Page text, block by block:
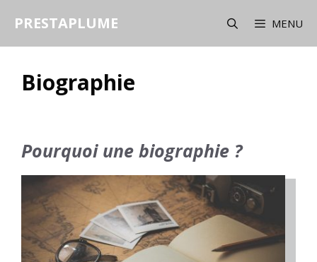
PRESTAPLUME MENU
Biographie
Pourquoi une biographie ?